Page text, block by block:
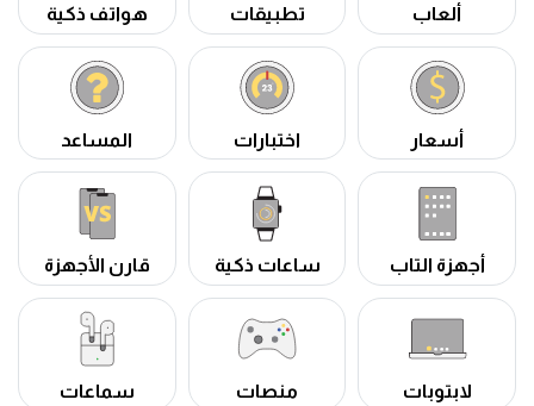
ألعاب تطبيقات هواتف ذكية
أسعار اختبارات المساعد
أجهزة التاب ساعات ذكية قارن الأجهزة
لابتوبات منصات سماعات